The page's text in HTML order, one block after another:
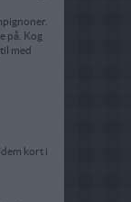
på. Kog
med
kort i